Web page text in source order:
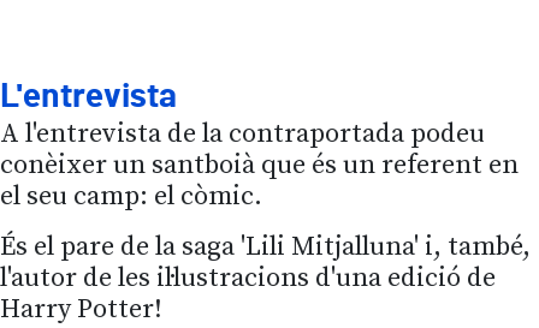
L'entrevista
A l'entrevista de la contraportada podeu
conèixer un santboià que és un referent en
el seu camp: el còmic.
És el pare de la saga 'Lili Mitjalluna' i, també,
l'autor de les il·lustracions d'una edició de
Harry Potter!